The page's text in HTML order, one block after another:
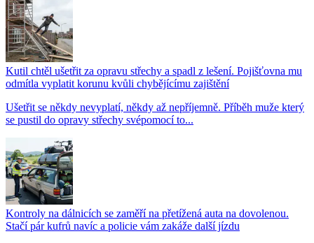
Kutil chtěl ušetřit za opravu střechy a spadl z lešení. Pojišťovna mu
odmítla vyplatit korunu kvůli chybějícímu zajištění
Ušetřit se někdy nevyplatí, někdy až nepříjemně. Příběh muže který
se pustil do opravy střechy svépomocí to...
Kontroly na dálnicích se zaměří na přetížená auta na dovolenou.
Stačí pár kufrů navíc a policie vám zakáže další jízdu